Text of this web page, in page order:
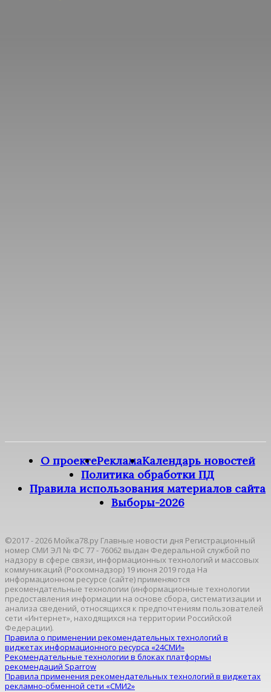
О проектеРекламаКалендарь новостей
Политика обработки ПД
Правила использования материалов сайта
Выборы-2026
©2017 - 2026 Мойка78.ру Главные новости дня Регистрационный
номер СМИ ЭЛ № ФС 77 - 76062 выдан Федеральной службой по
надзору в сфере связи, информационных технологий и массовых
коммуникаций (Роскомнадзор) 19 июня 2019 года На
информационном ресурсе (сайте) применяются
рекомендательные технологии (информационные технологии
предоставления информации на основе сбора, систематизации и
анализа сведений, относящихся к предпочтениям пользователей
сети «Интернет», находящихся на территории Российской
Федерации).
Правила о применении рекомендательных технологий в
виджетах информационного ресурса «24СМИ»
Рекомендательные технологии в блоках платформы
рекомендаций Sparrow
Правила применения рекомендательных технологий в виджетах
рекламно-обменной сети «СМИ2»